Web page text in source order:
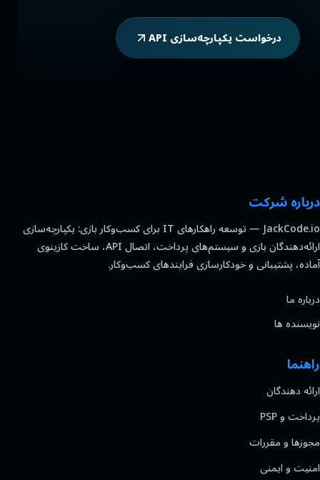
درخواست یکپارچه‌سازی API
درباره شرکت
JackCode.io — توسعه راهکارهای IT برای کسب‌وکار بازی: یکپارچه‌سازی
ارائه‌دهندگان بازی و سیستم‌های پرداخت، اتصال API، ساخت کازینوی
آماده، پشتیبانی و خودکارسازی فرایندهای کسب‌وکار.
درباره ما
نویسنده ها
راهنما
ارائه دهندگان
پرداخت و PSP
مجوزها و مقررات
امنیت و ایمنی